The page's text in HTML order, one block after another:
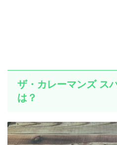
ザ・カレーマンズ ス
は？